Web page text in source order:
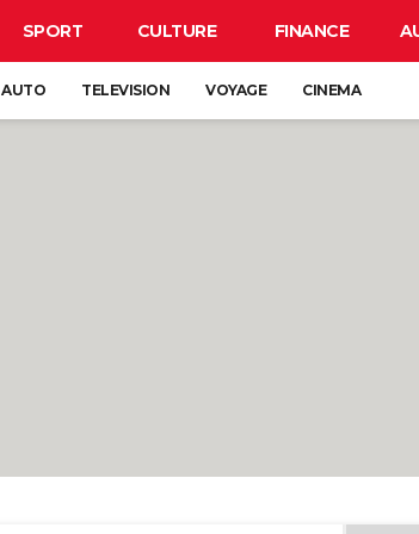
SPORT CULTURE FINANCE
AUTO TELEVISION VOYAGE CINEMA